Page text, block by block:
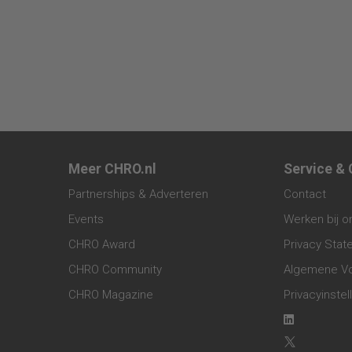
Meer CHRO.nl
Partnerships & Adverteren
Events
CHRO Award
CHRO Community
CHRO Magazine
Service &
Contact
Werken bij
Privacy
Algemene